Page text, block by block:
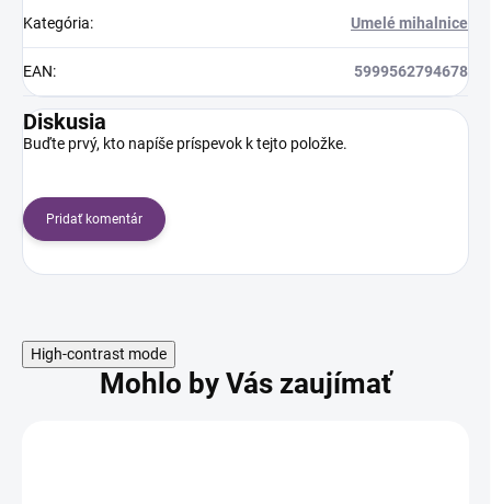
Kategória: Umelé mihalnice
EAN: 5999562794678
Diskusia
Buďte prvý, kto napíše príspevok k tejto položke.
Pridať komentár
High-contrast mode
Mohlo by Vás zaujímať